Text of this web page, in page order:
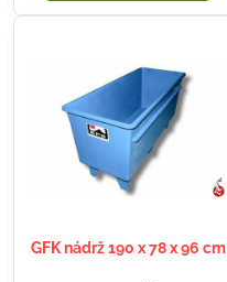
GFK nádrž 190 x 78 x 96 cm